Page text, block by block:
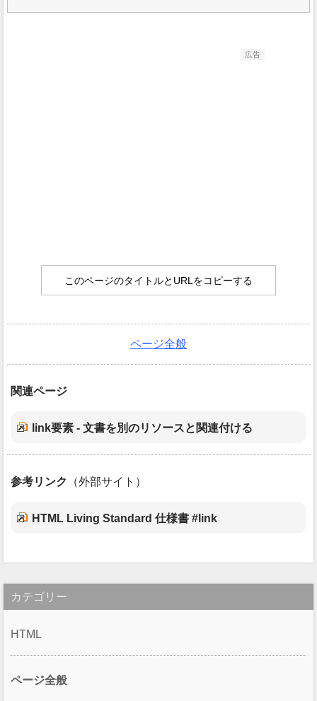
広告
このページのタイトルとURLをコピーする
ページ全般
関連ページ
link要素 - 文書を別のリソースと関連付ける
参考リンク （外部サイト）
HTML Living Standard 仕様書 #link
カテゴリー
HTML
ページ全般